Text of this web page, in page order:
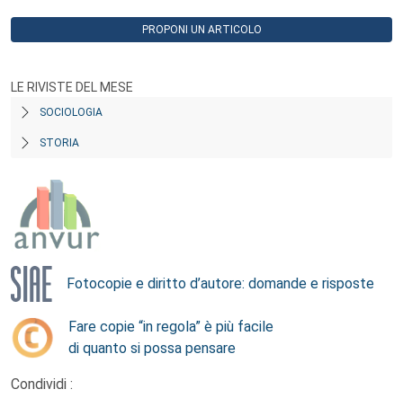
PROPONI UN ARTICOLO
LE RIVISTE DEL MESE
SOCIOLOGIA
STORIA
Fotocopie e diritto d’autore: domande e risposte
Fare copie “in regola” è più facile
di quanto si possa pensare
Condividi :